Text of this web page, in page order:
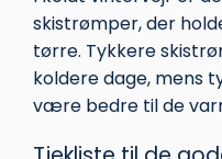
skistrømper, der
tørre. Tykkere
koldere dage, mens
være bedre til de